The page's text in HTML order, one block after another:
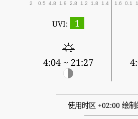
2 0.5 4.8 1.9 2.8 1.2 1.8 1.4 1.6 0.1
UVI: 1
4:04 ~ 21:27
使用时区 +02:00 绘制